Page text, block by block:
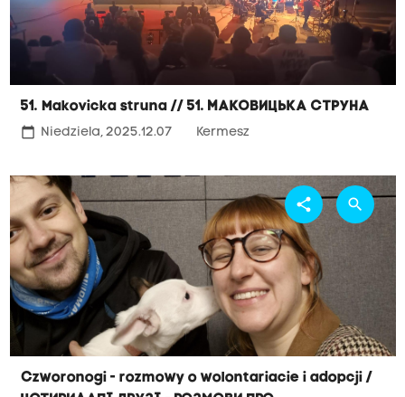
51. Makovicka struna // 51. Маковицька Струна
calendar_today Niedziela, 2025.12.07 Kermesz
Czworonogi - rozmowy o wolontariacie i adopcji /
share search